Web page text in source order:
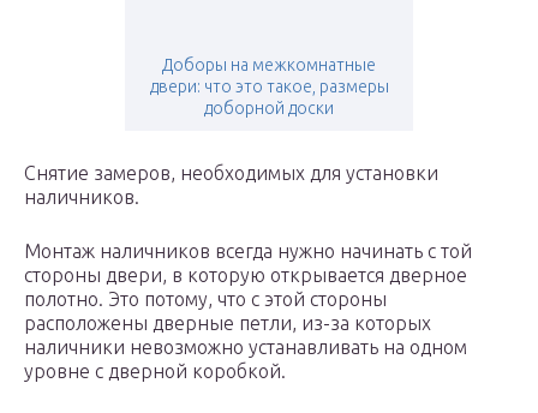
Доборы на межкомнатные
двери: что это такое, размеры
доборной доски
Снятие замеров, необходимых для установки
наличников.
Монтаж наличников всегда нужно начинать с той
стороны двери, в которую открывается дверное
полотно. Это потому, что с этой стороны
расположены дверные петли, из-за которых
наличники невозможно устанавливать на одном
уровне с дверной коробкой.